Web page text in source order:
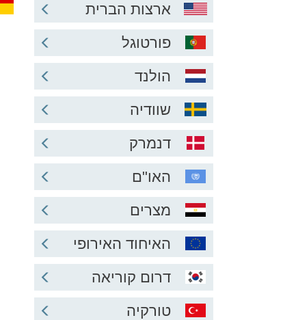
ארצות הברית
פורטוגל
הולנד
שוודיה
דנמרק
האו"ם
מצרים
האיחוד האירופי
דרום קוריאה
טורקיה